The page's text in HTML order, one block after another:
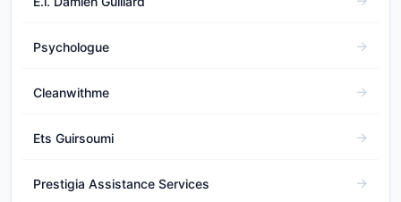
Psychologue
Cleanwithme
Ets Guirsoumi
Prestigia Assistance Services